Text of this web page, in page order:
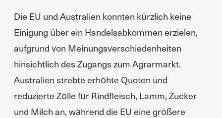
Die EU und Australien konnten kürzlich keine
Einigung über ein Handelsabkommen erzielen,
aufgrund von Meinungsverschiedenheiten
hinsichtlich des Zugangs zum Agrarmarkt.
Australien strebte erhöhte Quoten und
reduzierte Zölle für Rindfleisch, Lamm, Zucker
und Milch an, während die EU eine größere